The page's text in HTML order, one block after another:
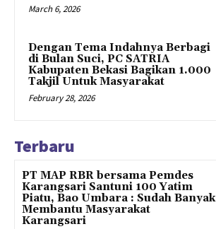
March 6, 2026
Dengan Tema Indahnya Berbagi
di Bulan Suci, PC SATRIA
Kabupaten Bekasi Bagikan 1.000
Takjil Untuk Masyarakat
February 28, 2026
Terbaru
PT MAP RBR bersama Pemdes
Karangsari Santuni 100 Yatim
Piatu, Bao Umbara : Sudah Banyak
Membantu Masyarakat
Karangsari